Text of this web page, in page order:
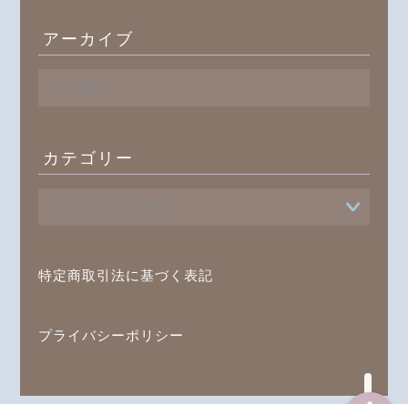
アーカイブ
ブ
カテゴリー
特定商取引法に基づく表記
プライバシーポリシー
プロフィール
オンラインレッスン